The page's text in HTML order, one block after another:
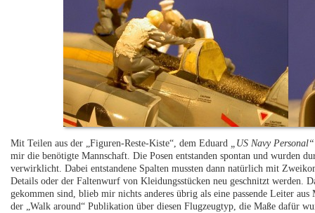
Mit Teilen aus der „Figuren-Reste-Kiste“, dem Eduard „US Navy Personal“
mir die benötigte Mannschaft. Die Posen entstanden spontan und wurden
verwirklicht. Dabei entstandene Spalten mussten dann natürlich mit
Details oder der Faltenwurf von Kleidungsstücken neu geschnitzt werden.
gekommen sind, blieb mir nichts anderes übrig als eine passende Leiter
der „Walk around“ Publikation über diesen Flugzeugtyp, die Maße dafür